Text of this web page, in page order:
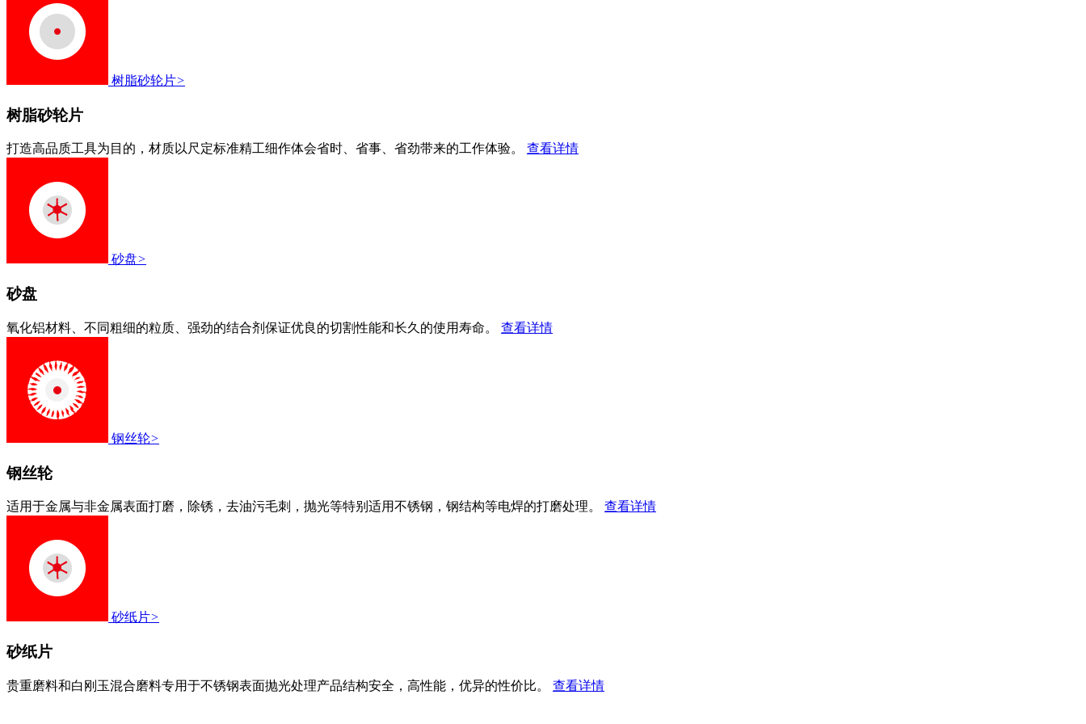
树脂砂轮片>
树脂砂轮片
打造高品质工具为目的，材质以尺定标准精工细作体会省时、省事、省劲带来的工作体验。 查看详情
砂盘>
砂盘
氧化铝材料、不同粗细的粒质、强劲的结合剂保证优良的切割性能和长久的使用寿命。 查看详情
钢丝轮>
钢丝轮
适用于金属与非金属表面打磨，除锈，去油污毛刺，抛光等特别适用不锈钢，钢结构等电焊的打磨处理。 查看详情
砂纸片>
砂纸片
贵重磨料和白刚玉混合磨料专用于不锈钢表面抛光处理产品结构安全，高性能，优异的性价比。 查看详情